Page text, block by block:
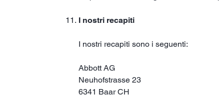
I nostri recapiti
I nostri recapiti sono i seguenti:
Abbott AG
Neuhofstrasse 23
6341 Baar CH